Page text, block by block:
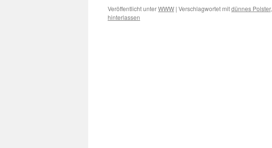
Veröffentlicht unterWWW | Verschlagwortet mitdünnes Polster,
hinterlassen